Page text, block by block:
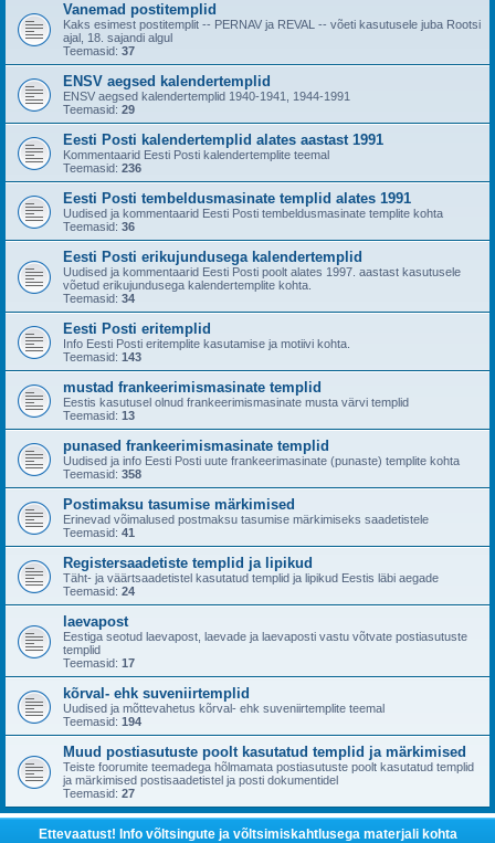
Vanemad postitemplid
Kaks esimest postitemplit -- PERNAV ja REVAL -- võeti kasutusele juba Rootsi
ajal, 18. sajandi algul
Teemasid: 37
ENSV aegsed kalendertemplid
ENSV aegsed kalendertemplid 1940-1941, 1944-1991
Teemasid: 29
Eesti Posti kalendertemplid alates aastast 1991
Kommentaarid Eesti Posti kalendertemplite teemal
Teemasid: 236
Eesti Posti tembeldusmasinate templid alates 1991
Uudised ja kommentaarid Eesti Posti tembeldusmasinate templite kohta
Teemasid: 36
Eesti Posti erikujundusega kalendertemplid
Uudised ja kommentaarid Eesti Posti poolt alates 1997. aastast kasutusele
võetud erikujundusega kalendertemplite kohta.
Teemasid: 34
Eesti Posti eritemplid
Info Eesti Posti eritemplite kasutamise ja motiivi kohta.
Teemasid: 143
mustad frankeerimismasinate templid
Eestis kasutusel olnud frankeerimismasinate musta värvi templid
Teemasid: 13
punased frankeerimismasinate templid
Uudised ja info Eesti Posti uute frankeerimasinate (punaste) templite kohta
Teemasid: 358
Postimaksu tasumise märkimised
Erinevad võimalused postmaksu tasumise märkimiseks saadetistele
Teemasid: 41
Registersaadetiste templid ja lipikud
Täht- ja väärtsaadetistel kasutatud templid ja lipikud Eestis läbi aegade
Teemasid: 24
laevapost
Eestiga seotud laevapost, laevade ja laevaposti vastu võtvate postiasutuste
templid
Teemasid: 17
kõrval- ehk suveniirtemplid
Uudised ja mõttevahetus kõrval- ehk suveniirtemplite teemal
Teemasid: 194
Muud postiasutuste poolt kasutatud templid ja märkimised
Teiste foorumite teemadega hõlmamata postiasutuste poolt kasutatud templid
ja märkimised postisaadetistel ja posti dokumentidel
Teemasid: 27
Ettevaatust! Info võltsingute ja võltsimiskahtlusega materjali kohta